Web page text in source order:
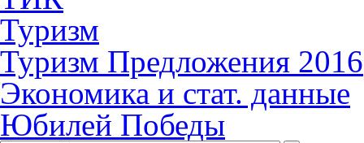
Туризм
Туризм Предложения 2016
Экономика и стат. данные
Юбилей Победы